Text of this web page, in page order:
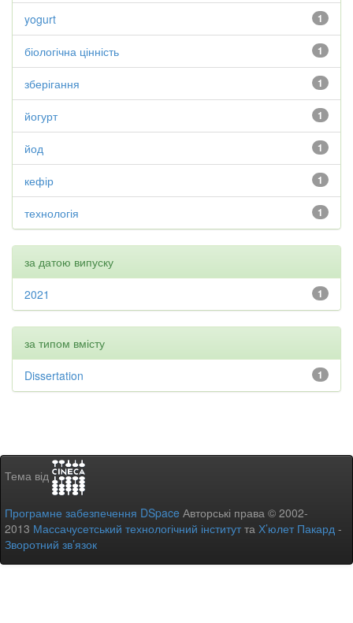
1
yogurt
1
біологічна цінність
1
зберігання
1
йогурт
1
йод
1
кефір
1
технологія
за датою випуску
1
2021
за типом вмісту
1
Dissertation
Тема від
Програмне забезпечення DSpace Авторські права © 2002-
2013 Массачусетський технологічний інститутта Х’юлет Пакард -
Зворотний зв’язок